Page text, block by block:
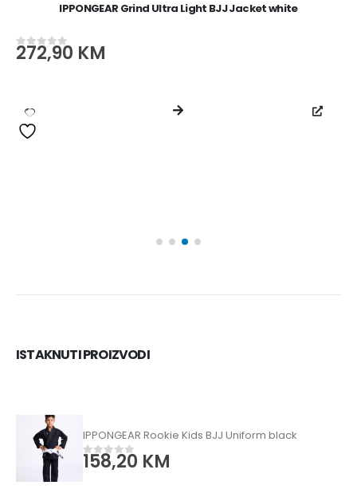
IPPONGEAR Grind Ultra Light BJJ Jacket white
0od 5
272,90 KM
ISTAKNUTI PROIZVODI
IPPONGEAR Rookie Kids BJJ Uniform black
od 5
158,20 KM